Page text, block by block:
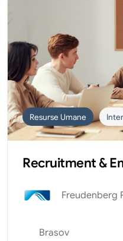
Resurse Umane
Recruitment &
Freudenberg
Brasov